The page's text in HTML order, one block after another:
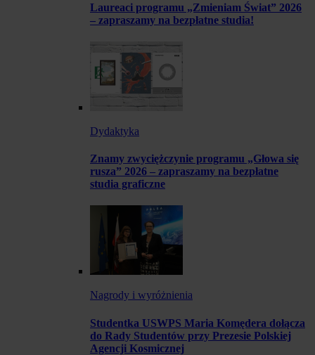
Laureaci programu „Zmieniam Świat” 2026
– zapraszamy na bezpłatne studia!
Dydaktyka
Znamy zwyciężczynie programu „Głowa się
rusza” 2026 – zapraszamy na bezpłatne
studia graficzne
Nagrody i wyróżnienia
Studentka USWPS Maria Komędera dołącza
do Rady Studentów przy Prezesie Polskiej
Agencji Kosmicznej